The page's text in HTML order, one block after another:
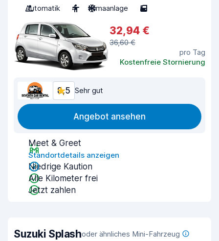
Automatik 4 Klimaanlage 5
32,94 €
36,60 €
pro Tag
Kostenfreie Stornierung
8,5 Sehr gut
Angebot ansehen
Meet & Greet
Standortdetails anzeigen
Niedrige Kaution
Alle Kilometer frei
Jetzt zahlen
Suzuki Splashoder ähnliches Mini-Fahrzeug